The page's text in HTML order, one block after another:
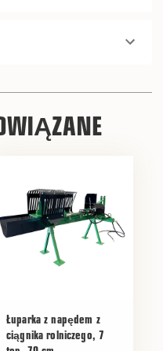
Łuparka z napędem z
ciągnika rolniczego, 7